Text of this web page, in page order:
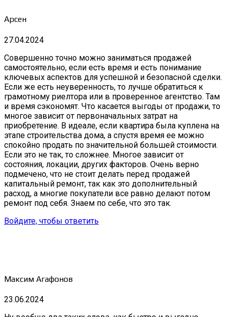
Арсен
27.04.2024
Совершенно точно можно заниматься продажей
самостоятельно, если есть время и есть понимание
ключевых аспектов для успешной и безопасной сделки.
Если же есть неуверенность, то лучше обратиться к
грамотному риелтора или в проверенное агентство. Там
и время сэкономят. Что касается выгоды от продажи, то
многое зависит от первоначальных затрат на
приобретение. В идеале, если квартира была куплена на
этапе строительства дома, а спустя время ее можно
спокойно продать по значительной большей стоимости.
Если это не так, то сложнее. Многое зависит от
состояния, локации, других факторов. Очень верно
подмечено, что не стоит делать перед продажей
капитальный ремонт, так как это дополнительный
расход, а многие покупатели все равно делают потом
ремонт под себя. Знаем по себе, что это так.
Войдите, чтобы ответить
Максим Агафонов
23.06.2024